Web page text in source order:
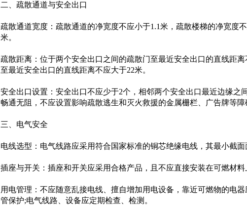
二、疏散通道与安全出口
疏散通道宽度‌：疏散通道的净宽度不应小于1.1米，疏散楼梯的净宽度
米。
疏散距离‌：位于两个安全出口之间的疏散门至最近安全出口的直线距
至最近安全出口的直线距离不应大于22米。
安全出口设置‌：安全出口不应少于2个，相邻两个安全出口最近边缘之
畅通无阻，不应设置影响疏散逃生和灭火救援的金属栅栏、广告牌等障
三、电气安全
电线选型‌：电气线路应采用符合国家标准的铜芯绝缘电线，其最小截面
插座与开关‌：插座和开关应采用合格产品，且不应直接安装在可燃材
用电管理‌：不应随意乱接电线、擅自增加用电设备，靠近可燃物的电
管保护;电气线路、设备应定期检查、检测。